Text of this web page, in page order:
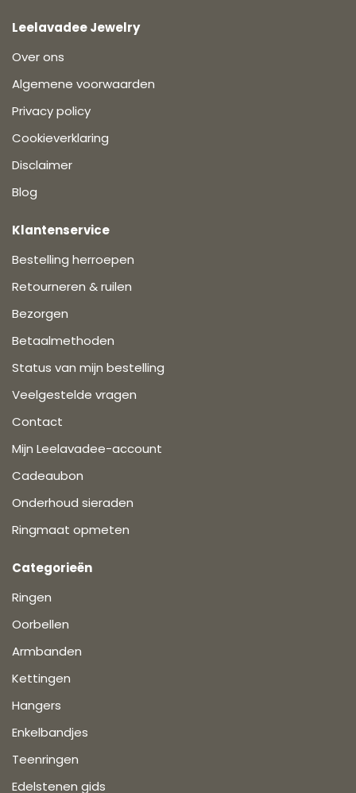
Leelavadee Jewelry
Over ons
Algemene voorwaarden
Privacy policy
Cookieverklaring
Disclaimer
Blog
Klantenservice
Bestelling herroepen
Retourneren & ruilen
Bezorgen
Betaalmethoden
Status van mijn bestelling
Veelgestelde vragen
Contact
Mijn Leelavadee-account
Cadeaubon
Onderhoud sieraden
Ringmaat opmeten
Categorieën
Ringen
Oorbellen
Armbanden
Kettingen
Hangers
Enkelbandjes
Teenringen
Edelstenen gids